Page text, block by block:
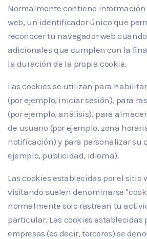
Normalmente contiene información
web, un identificador único que
reconocer tu navegador web
adicionales que cumplen con la
la duración de la propia cookie.
Las cookies se utilizan para
(por ejemplo, iniciar sesión), para
(por ejemplo, análisis), para
de usuario (por ejemplo, zona
notificación) y para personalizar su
ejemplo, publicidad, idioma).
Las cookies establecidas por el sitio
visitando suelen denominarse
normalmente solo rastrean tu
particular. Las cookies establecidas
empresas (es decir, terceros) se